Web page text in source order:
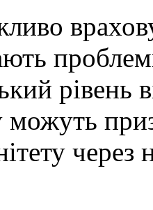
рівень
можуть
через